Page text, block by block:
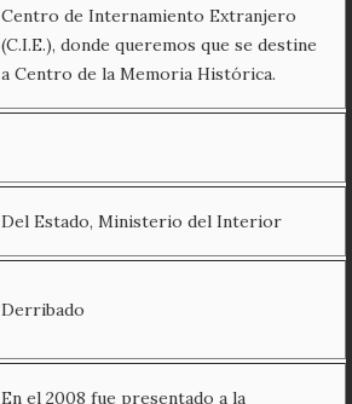
Centro de Internamiento Extranjero
(C.I.E.), donde queremos que se destine
a Centro de la Memoria Histórica.
Del Estado, Ministerio del Interior
Derribado
En el 2008 fue presentado a la